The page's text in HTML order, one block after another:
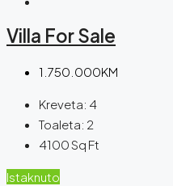
Villa For Sale
1.750.000KM
Kreveta: 4
Toaleta: 2
4100Sq Ft
Istaknuto